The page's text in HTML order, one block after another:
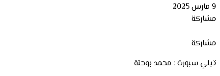
9 مارس 2025
مشاركة
مشاركة
تيلي سبورت : محمد بوحتة